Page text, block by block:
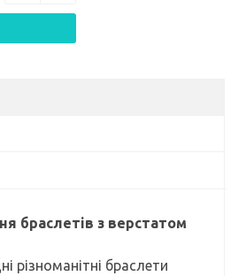
браслетів з верстатом
різноманітні браслети